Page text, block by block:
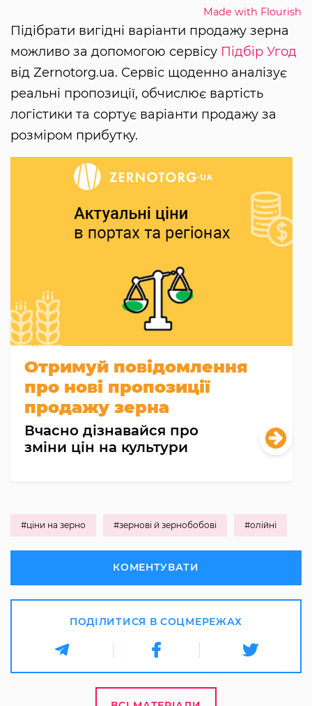
Made with Flourish
Підібрати вигідні варіанти продажу зерна
можливо за допомогою сервісу Підбір Угод
від Zernotorg.ua. Сервіс щоденно аналізує
реальні пропозиції, обчислює вартість
логістики та сортує варіанти продажу за
розміром прибутку.
Отримуй повідомлення
про нові пропозиції
продажу зерна
Вчасно дізнавайся про
зміни цін на культури
#ціни на зерно #зернові й зернобобові #олійні
КОМЕНТУВАТИ
ПОДІЛИТИСЯ В СОЦМЕРЕЖАХ